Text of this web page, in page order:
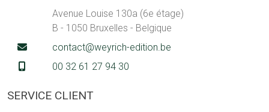
Avenue Louise 130a (6e étage)
B - 1050 Bruxelles - Belgique
contact@weyrich-edition.be
00 32 61 27 94 30
SERVICE CLIENT